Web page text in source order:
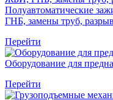
Полуавтоматические
ГНБ, замены труб,
Перейти
Оборудование для
Перейти